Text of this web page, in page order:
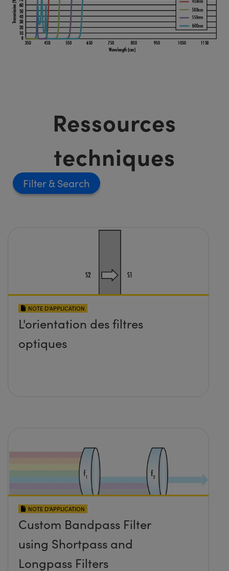
Ressources
techniques
Filter
NOTE D’APPLICATION
L'orientation des filtres
optiques
NOTE D’APPLICATION
Custom Bandpass Filter
using Shortpass and
Longpass Filters